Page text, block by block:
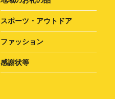
スポーツ・アウトドア
ファッション
感謝状等